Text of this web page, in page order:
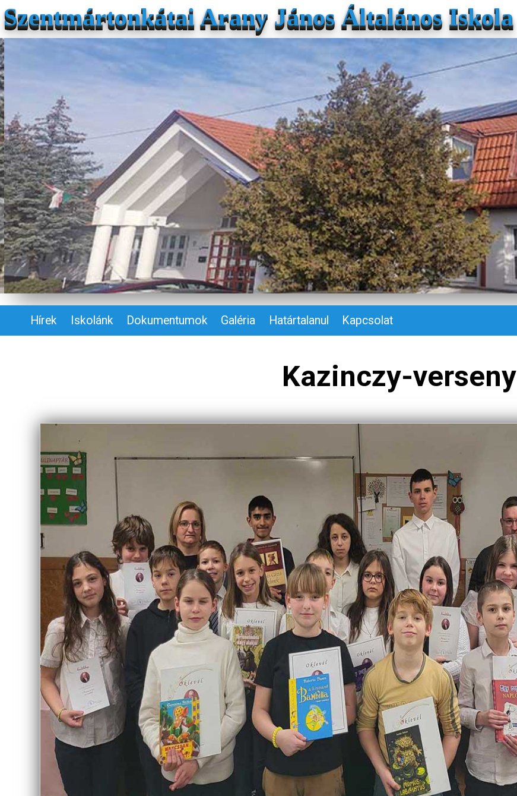
Szentmártonkátai Arany János Általános Iskola
Hírek Iskolánk Dokumentumok Galéria Határtalanul Kapcsolat
Kazinczy-verseny